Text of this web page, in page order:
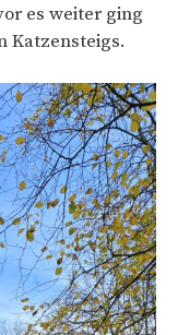
es weiter ging
Katzensteigs.